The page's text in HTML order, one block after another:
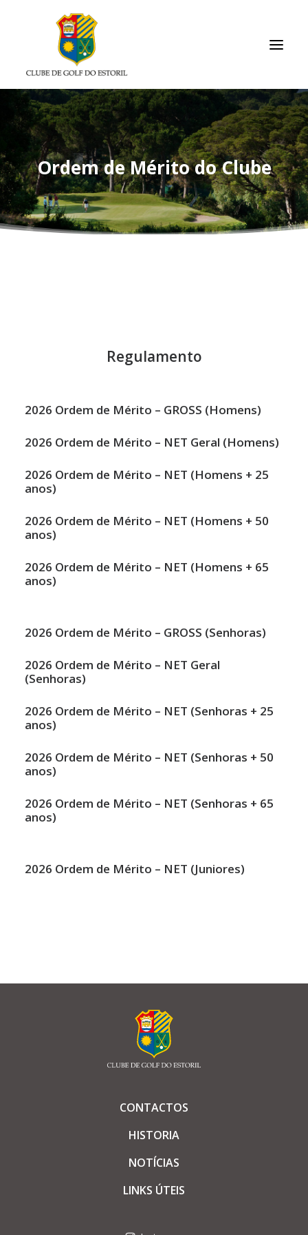
INÍCIO
O CLUBE
ASSOCIADOS / RESULTADOS
TORNEIOS
ACADEMIA
Ordem de Mérito do Clube
Regulamento
2026 Ordem de Mérito – GROSS (Homens)
2026 Ordem de Mérito – NET Geral (Homens)
2026 Ordem de Mérito – NET (Homens + 25
anos)
2026 Ordem de Mérito – NET (Homens + 50
anos)
2026 Ordem de Mérito – NET (Homens + 65
anos)
2026 Ordem de Mérito – GROSS (Senhoras)
2026 Ordem de Mérito – NET Geral
(Senhoras)
2026 Ordem de Mérito – NET (Senhoras + 25
anos)
2026 Ordem de Mérito – NET (Senhoras + 50
anos)
2026 Ordem de Mérito – NET (Senhoras + 65
anos)
2026 Ordem de Mérito – NET (Juniores)
CONTACTOS
HISTORIA
NOTÍCIAS
LINKS ÚTEIS